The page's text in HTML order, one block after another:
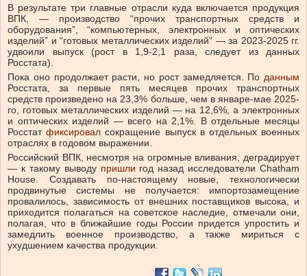
В результате три главные отрасли куда включается продукция
ВПК, — производство “прочих транспортных средств и
оборудования”, “компьютерных, электронных и оптических
изделий” и “готовых металлических изделий” — за 2023-2025 гг.
удвоили выпуск (рост в 1,9-2,1 раза, следует из данных
Росстата).
Пока оно продолжает расти, но рост замедляется. По данным
Росстата, за первые пять месяцев прочих транспортных
средств произведено на 23,3% больше, чем в январе-мае 2025-
го, готовых металлических изделий — на 12,6%, а электронных
и оптических изделий — всего на 2,1%. В отдельные месяцы
Росстатфиксировал сокращение выпуск в отдельных военных
отраслях в годовом выражении.
Российский ВПК, несмотря на огромные вливания, деградирует
— к такому выводу пришли год назад исследователи Chatham
House. Создавать по-настоящему новые, технологически
продвинутые системы не получается: импортозамещение
провалилось, зависимость от внешних поставщиков высока, и
приходится полагаться на советское наследие, отмечали они,
полагая, что в ближайшие годы России придется упростить и
замедлить военное производство, а также мириться с
ухудшением качества продукции.